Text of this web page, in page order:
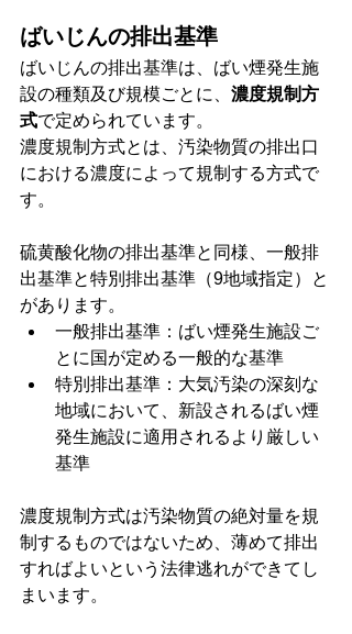
ばいじんの排出基準
ばいじんの排出基準は、ばい煙発生施
設の種類及び規模ごとに、 濃度規制方
式で定められています。
濃度規制方式とは、汚染物質の排出口
における濃度によって規制する方式で
す。
硫黄酸化物の排出基準と同様、一般排
出基準と特別排出基準（9地域指定）と
があります。
一般排出基準：ばい煙発生施設ご
とに国が定める一般的な基準
特別排出基準：大気汚染の深刻な
地域において、新設されるばい煙
発生施設に適用されるより厳しい
基準
濃度規制方式は汚染物質の絶対量を規
制するものではないため、薄めて排出
すればよいという法律逃れができてし
まいます。